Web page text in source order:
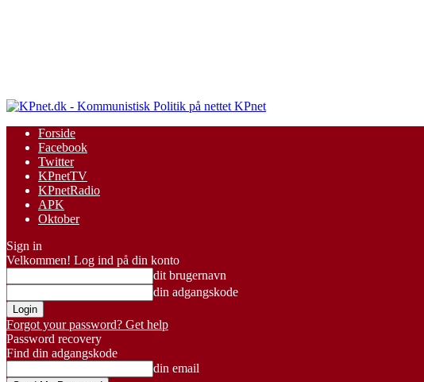
KPnet
Forside
Facebook
Twitter
KPnetTV
KPnetRadio
APK
Oktober
Sign in
Velkommen! Log ind på din konto
dit brugernavn
din adgangskode
Forgot your password? Get help
Password recovery
Find din adgangskode
din email